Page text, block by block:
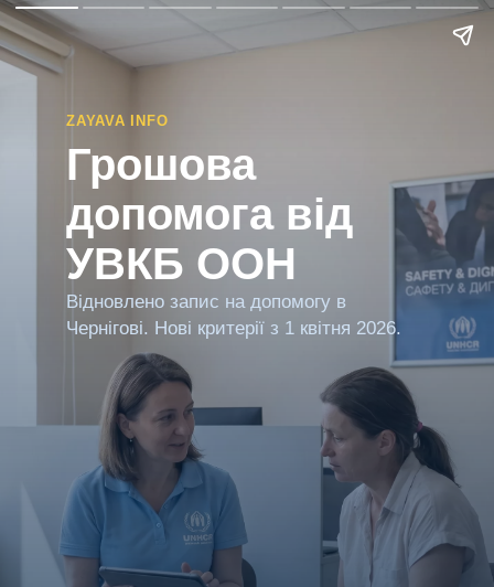
ZAYAVA INFO
Грошова
допомога від
УВКБ ООН
Відновлено запис на допомогу в
Чернігові. Нові критерії з 1 квітня 2026.